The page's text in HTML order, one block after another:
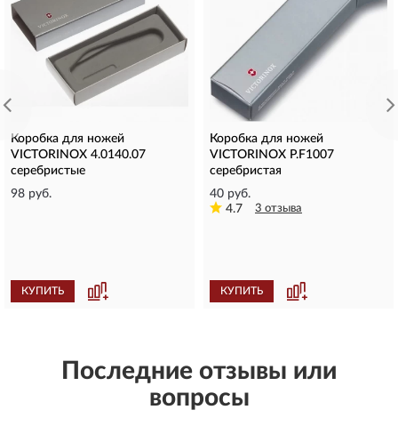
Коробка для ножей
VICTORINOX 4.0140.07
серебристые
98 руб.
КУПИТЬ
Коробка для ножей
VICTORINOX P.F1007
серебристая
40 руб.
4.7
3 отзыва
КУПИТЬ
Последние отзывы или
вопросы